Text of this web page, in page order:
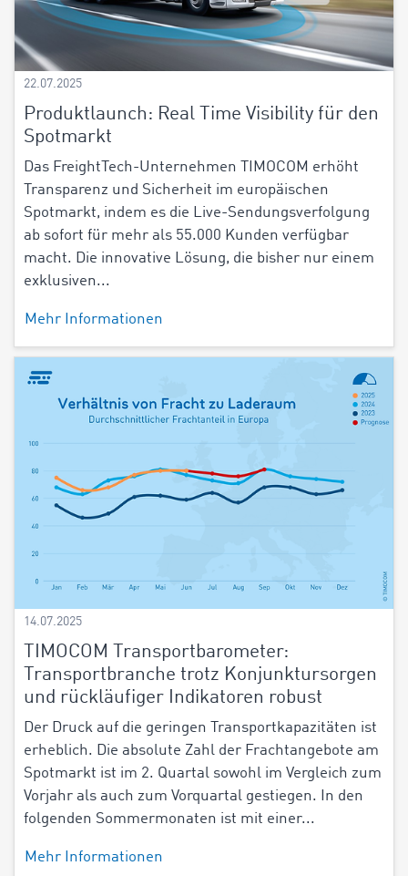
22.07.2025
Produktlaunch: Real Time Visibility für den
Spotmarkt
Das FreightTech-Unternehmen TIMOCOM erhöht
Transparenz und Sicherheit im europäischen
Spotmarkt, indem es die Live-Sendungsverfolgung
ab sofort für mehr als 55.000 Kunden verfügbar
macht. Die innovative Lösung, die bisher nur einem
exklusiven...
Mehr Informationen
14.07.2025
TIMOCOM Transportbarometer:
Transportbranche trotz Konjunktursorgen
und rückläufiger Indikatoren robust
Der Druck auf die geringen Transportkapazitäten ist
erheblich. Die absolute Zahl der Frachtangebote am
Spotmarkt ist im 2. Quartal sowohl im Vergleich zum
Vorjahr als auch zum Vorquartal gestiegen. In den
folgenden Sommermonaten ist mit einer...
Mehr Informationen